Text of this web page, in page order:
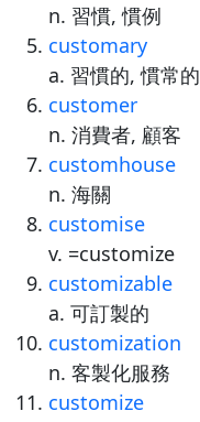
n. 習慣, 慣例
customary
a. 習慣的, 慣常的
customer
n. 消費者, 顧客
customhouse
n. 海關
customise
v. =customize
customizable
a. 可訂製的
customization
n. 客製化服務
customize